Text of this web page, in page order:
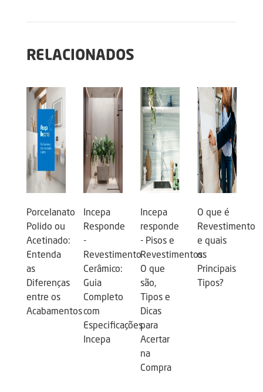
RELACIONADOS
Porcelanato
Polido ou
Acetinado:
Entenda
as
Diferenças
entre os
Acabamentos
Incepa
Responde
-
Revestimento
Cerâmico:
Guia
Completo
com
Especificações
Incepa
Incepa
responde
- Pisos e
Revestimentos:
O que
são,
Tipos e
Dicas
para
Acertar
na
Compra
O que é
Revestimento
e quais
os
Principais
Tipos?